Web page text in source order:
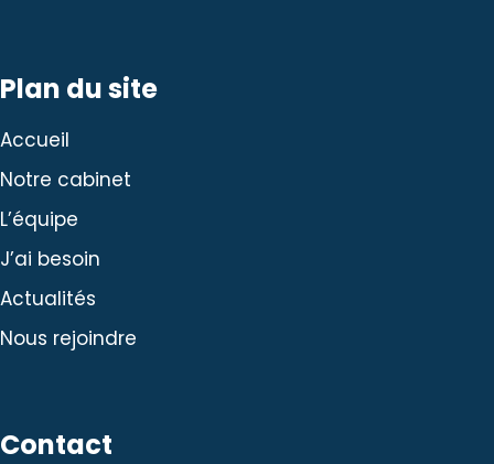
Plan du site
Accueil
Notre cabinet
L’équipe
J’ai besoin
Actualités
Nous rejoindre
Contact